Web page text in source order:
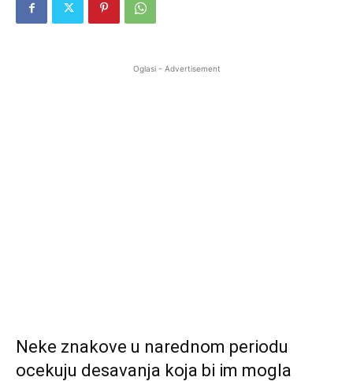
Oglasi - Advertisement
Neke znakove u narednom periodu
ocekuju desavanja koja bi im mogla